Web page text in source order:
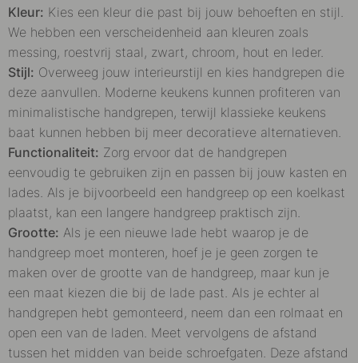
Kleur: Kies een kleur die past bij jouw behoeften en stijl.
We hebben een verscheidenheid aan kleuren zoals
messing, roestvrij staal, zwart, chroom, hout en leder.
Stijl: Overweeg jouw interieurstijl en kies handgrepen die
deze aanvullen. Moderne keukens kunnen profiteren van
minimalistische handgrepen, terwijl klassieke keukens
baat kunnen hebben bij meer decoratieve alternatieven.
Functionaliteit: Zorg ervoor dat de handgrepen
eenvoudig te gebruiken zijn en passen bij jouw kasten en
lades. Als je bijvoorbeeld een handgreep op een koelkast
plaatst, kan een langere handgreep praktisch zijn.
Grootte: Als je een nieuwe lade hebt waarop je de
handgreep moet monteren, hoef je je geen zorgen te
maken over de grootte van de handgreep, maar kun je
een maat kiezen die bij de lade past. Als je echter al
handgrepen hebt gemonteerd, neem dan een rolmaat en
open een van de laden. Meet vervolgens de afstand
tussen het midden van beide schroefgaten. Deze afstand